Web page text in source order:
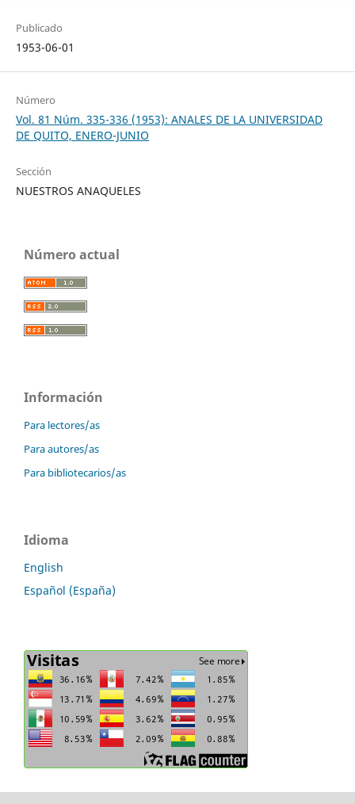
Publicado
1953-06-01
Número
Vol. 81 Núm. 335-336 (1953): ANALES DE LA UNIVERSIDAD
DE QUITO, ENERO-JUNIO
Sección
NUESTROS ANAQUELES
Número actual
Información
Para lectores/as
Para autores/as
Para bibliotecarios/as
Idioma
English
Español (España)